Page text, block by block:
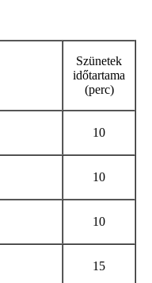
Szünetek
időtartama
(perc)
10
10
10
15